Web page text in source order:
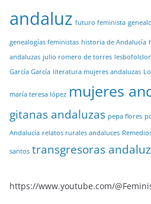
andaluz futuro feminista
genealogías feministas historia de Andalucía
andaluzas julio romero de torres
García García literatura mujeres andaluzas
maría teresa lópez mujeres
gitanas andaluzas pepa flores
Andalucía relatos rurales andaluces
santos transgresoras
https://www.youtube.com/